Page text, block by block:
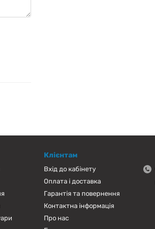
Клієнтам
Вхід до кабінету
Оплата і доставка
Гарантія та повернення
Контактна інформація
Про нас